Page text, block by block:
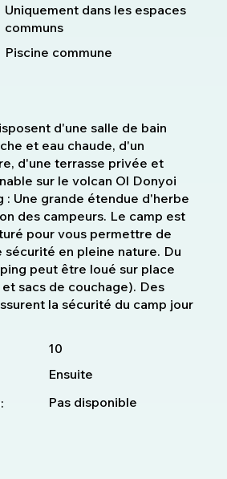
Uniquement dans les espaces
communs
Piscine commune
d'une salle de bain
et eau chaude, d'un
d'une terrasse privée et
sur le volcan Ol Donyoi
: Une grande étendue d'herbe
des campeurs. Le camp est
pour vous permettre de
sécurité en pleine nature. Du
peut être loué sur place
sacs de couchage). Des
la sécurité du camp jour
10
Ensuite
Pas disponible